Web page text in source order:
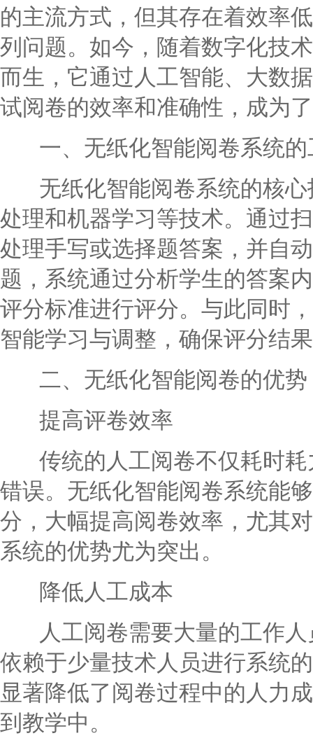
的主流方式，但其存在着效率
列问题。如今，随着数字化技
而生，它通过人工智能、大数
试阅卷的效率和准确性，成为
一、无纸化智能阅卷系统的
无纸化智能阅卷系统的核心
处理和机器学习等技术。通过
处理手写或选择题答案，并自
题，系统通过分析学生的答案
评分标准进行评分。与此同时
智能学习与调整，确保评分结
二、无纸化智能阅卷的优势
提高评卷效率
传统的人工阅卷不仅耗时耗
错误。无纸化智能阅卷系统能
分，大幅提高阅卷效率，尤其
系统的优势尤为突出。
降低人工成本
人工阅卷需要大量的工作人
依赖于少量技术人员进行系统
显著降低了阅卷过程中的人力
到教学中。